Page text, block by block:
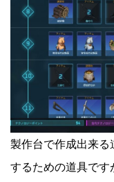
製作台で作成出来る
するための道具です